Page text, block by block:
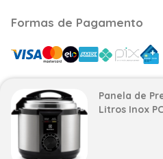
Panela de
Litros Inox
Formas de Pagamento
Razão Social: